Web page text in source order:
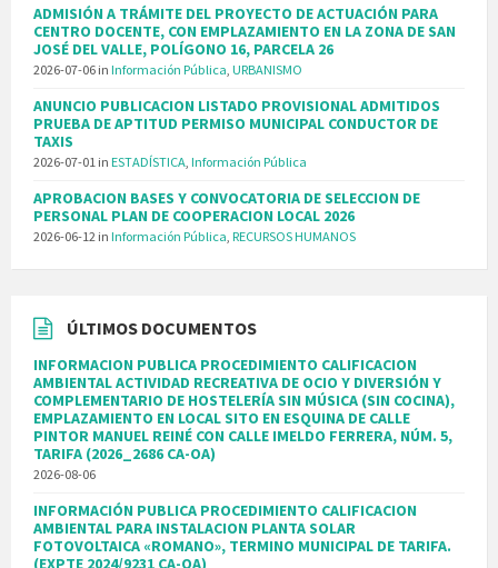
ADMISIÓN A TRÁMITE DEL PROYECTO DE ACTUACIÓN PARA
CENTRO DOCENTE, CON EMPLAZAMIENTO EN LA ZONA DE SAN
JOSÉ DEL VALLE, POLÍGONO 16, PARCELA 26
2026-07-06 in Información Pública, URBANISMO
ANUNCIO PUBLICACION LISTADO PROVISIONAL ADMITIDOS
PRUEBA DE APTITUD PERMISO MUNICIPAL CONDUCTOR DE
TAXIS
2026-07-01 in ESTADÍSTICA, Información Pública
APROBACION BASES Y CONVOCATORIA DE SELECCION DE
PERSONAL PLAN DE COOPERACION LOCAL 2026
2026-06-12 in Información Pública, RECURSOS HUMANOS
ÚLTIMOS DOCUMENTOS
INFORMACION PUBLICA PROCEDIMIENTO CALIFICACION
AMBIENTAL ACTIVIDAD RECREATIVA DE OCIO Y DIVERSIÓN Y
COMPLEMENTARIO DE HOSTELERÍA SIN MÚSICA (SIN COCINA),
EMPLAZAMIENTO EN LOCAL SITO EN ESQUINA DE CALLE
PINTOR MANUEL REINÉ CON CALLE IMELDO FERRERA, NÚM. 5,
TARIFA (2026_2686 CA-OA)
2026-08-06
INFORMACIÓN PUBLICA PROCEDIMIENTO CALIFICACION
AMBIENTAL PARA INSTALACION PLANTA SOLAR
FOTOVOLTAICA «ROMANO», TERMINO MUNICIPAL DE TARIFA.